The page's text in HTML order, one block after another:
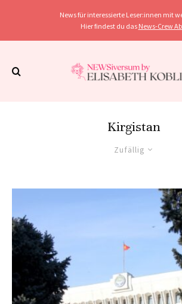
News für interessierte Leser:innen mit
Hier findest du das News-Crew
Kirgistan
Zufällig